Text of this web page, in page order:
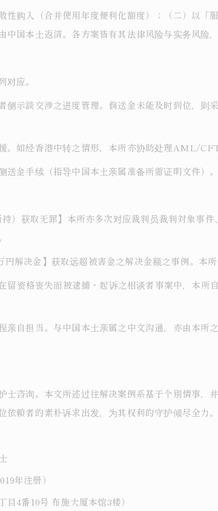
性购入（合并使用年度便利化額度）；（二）以
国本土返済。各方案皆有其法律风险与实务风险，
应。
侧示談交涉之进度管理。倘送金未能及时到位，
。如经香港中转之情形，本所亦协助处理AML/
送金手续（指导中国本土亲属准备所需证明文件）。
）获取无罪】本所亦多次对应裁判员裁判対象事
円解决金】获取远超被害金之解决金额之事例。本
留资格丧失而被逮捕・起诉之相谈者事案中，本
亲自担当。与中国本土亲属之中文沟通，亦由本
士咨询。本文所述过往解决案例系基于个别情事
頼者的素朴诉求出发，为其权利的守护倾尽全力。
年注册）
4番10号 布施大厦本馆3楼）